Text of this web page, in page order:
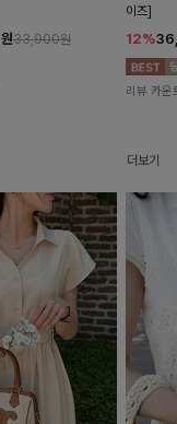
원33,900원
이즈]
12%
리뷰 카운
더보기